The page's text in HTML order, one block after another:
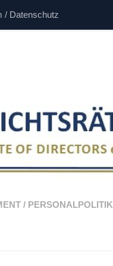
/ Datenschutz
/ PERSONALPOLITIK